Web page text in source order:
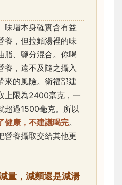
味增本身確實含有益
養，但拉麵湯裡的味
脂、鹽分混合。你喝
養，遠不及隨之攝入
來的風險。衛福部建
上限為2400毫克，一
超過1500毫克。所以
健康，不建議喝完。
營養攝取交給其他更
量，減麵還是減湯